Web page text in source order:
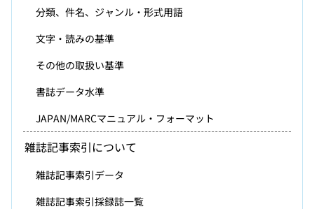
分類、件名、ジャンル・形式用語
文字・読みの基準
その他の取扱い基準
書誌データ水準
JAPAN/MARCマニュアル・フォーマット
雑誌記事索引について
雑誌記事索引データ
雑誌記事索引採録誌一覧